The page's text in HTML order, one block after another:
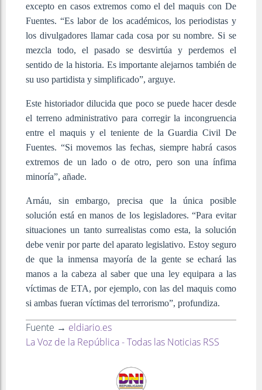
excepto en casos extremos como el del maquis con De
Fuentes. “Es labor de los académicos, los periodistas y
los divulgadores llamar cada cosa por su nombre. Si se
mezcla todo, el pasado se desvirtúa y perdemos el
sentido de la historia. Es importante alejarnos también de
su uso partidista y simplificado”, arguye.
Este historiador dilucida que poco se puede hacer desde
el terreno administrativo para corregir la incongruencia
entre el maquis y el teniente de la Guardia Civil De
Fuentes. “Si movemos las fechas, siempre habrá casos
extremos de un lado o de otro, pero son una ínfima
minoría”, añade.
Arnáu, sin embargo, precisa que la única posible
solución está en manos de los legisladores. “Para evitar
situaciones un tanto surrealistas como esta, la solución
debe venir por parte del aparato legislativo. Estoy seguro
de que la inmensa mayoría de la gente se echará las
manos a la cabeza al saber que una ley equipara a las
víctimas de ETA, por ejemplo, con las del maquis como
si ambas fueran víctimas del terrorismo”, profundiza.
Fuente → eldiario.es
La Voz de la República - Todas las Noticias RSS